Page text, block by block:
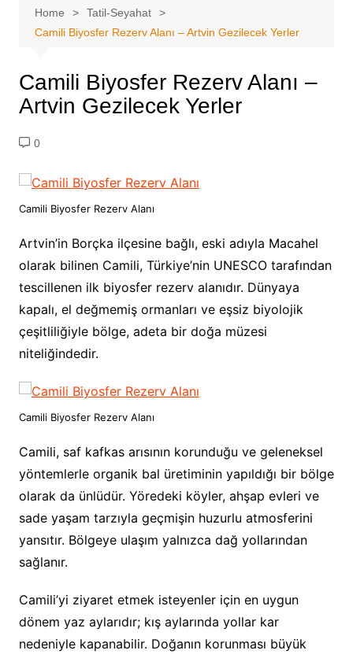
Home
Tatil-Seyahat
Camili Biyosfer Rezerv Alanı – Artvin Gezilecek Yerler
Camili Biyosfer Rezerv Alanı –
Artvin Gezilecek Yerler
0
Camili Biyosfer Rezerv Alanı
Artvin’in Borçka ilçesine bağlı, eski adıyla Macahel
olarak bilinen Camili, Türkiye’nin UNESCO tarafından
tescillenen ilk biyosfer rezerv alanıdır. Dünyaya
kapalı, el değmemiş ormanları ve eşsiz biyolojik
çeşitliliğiyle bölge, adeta bir doğa müzesi
niteliğindedir.
Camili Biyosfer Rezerv Alanı
Camili, saf kafkas arısının korunduğu ve geleneksel
yöntemlerle organik bal üretiminin yapıldığı bir bölge
olarak da ünlüdür. Yöredeki köyler, ahşap evleri ve
sade yaşam tarzıyla geçmişin huzurlu atmosferini
yansıtır. Bölgeye ulaşım yalnızca dağ yollarından
sağlanır.
Camili’yi ziyaret etmek isteyenler için en uygun
dönem yaz aylarıdır; kış aylarında yollar kar
nedeniyle kapanabilir. Doğanın korunması büyük